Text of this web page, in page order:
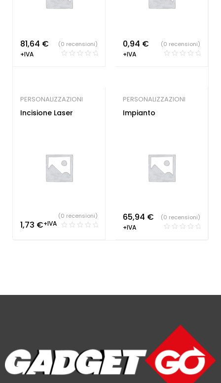
81,64 €
+IVA
(0 recensioni) 0,94 €
+IVA
(0 recensioni)
PERSONALIZZAZIONI
Incisione Laser
1,73 €+IVA
(0 recensioni)
PERSONALIZZAZIONI
Impianto
65,94 €
+IVA
(0 recensioni)